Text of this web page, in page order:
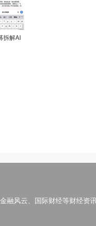
拆解AI
融风云、国际财经等财经资